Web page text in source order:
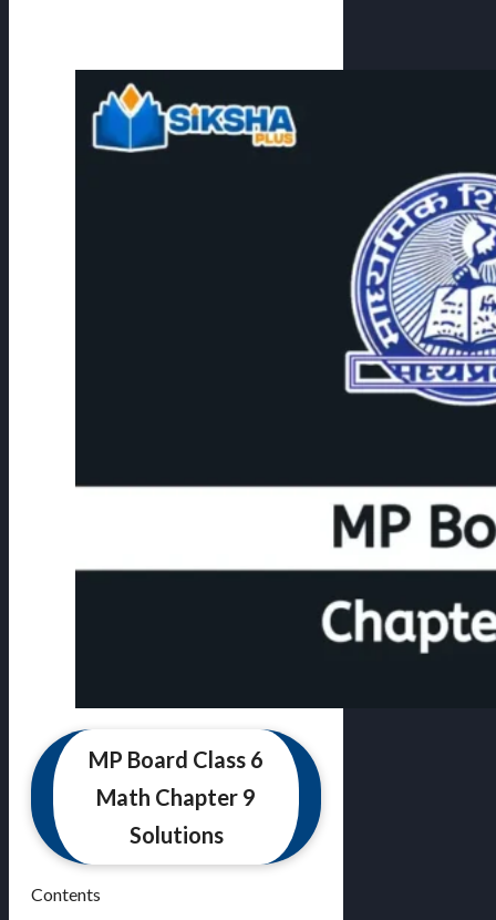
MP Board Class 6
Math Chapter 9
Solutions
Contents